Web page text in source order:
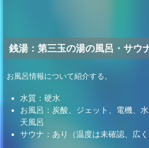
銭湯：第三玉の湯の風呂・サウ
お風呂情報について紹介する。
水質：硬水
お風呂：炭酸、ジェット、電機、
天風呂
サウナ：あり（温度は未確認、広く